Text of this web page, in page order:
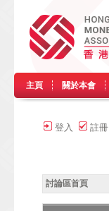
主頁 關於本會
登入 註冊
討論區首頁